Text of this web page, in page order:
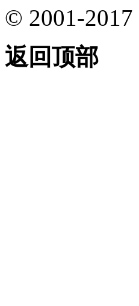
© 2001-2017
返回顶部